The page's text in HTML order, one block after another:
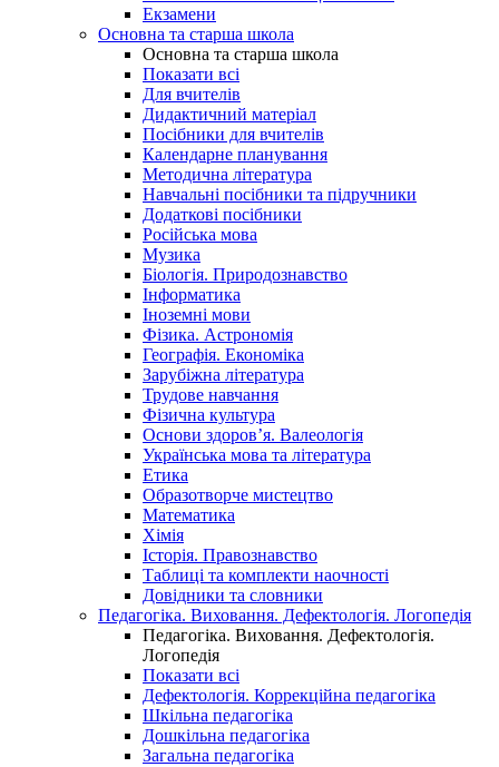
Екзамени
Основна та старша школа
Основна та старша школа
Показати всі
Для вчителів
Дидактичний матеріал
Посібники для вчителів
Календарне планування
Методична література
Навчальні посібники та підручники
Додаткові посібники
Російська мова
Музика
Біологія. Природознавство
Інформатика
Іноземні мови
Фізика. Астрономія
Географія. Економіка
Зарубіжна література
Трудове навчання
Фізична культура
Основи здоров’я. Валеологія
Українська мова та література
Етика
Образотворче мистецтво
Математика
Хімія
Історія. Правознавство
Таблиці та комплекти наочності
Довідники та словники
Педагогіка. Виховання. Дефектологія. Логопедія
Педагогіка. Виховання. Дефектологія.
Логопедія
Показати всі
Дефектологія. Коррекційна педагогіка
Шкільна педагогіка
Дошкільна педагогіка
Загальна педагогіка